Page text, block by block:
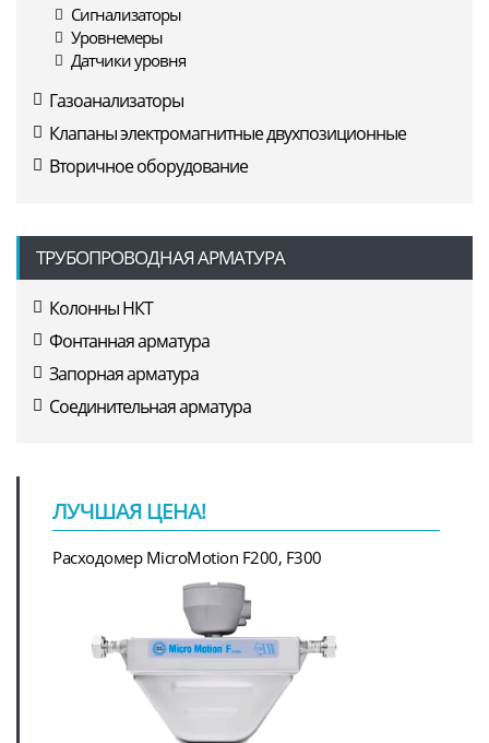
Сигнализаторы
Уровнемеры
Датчики уровня
Газоанализаторы
Клапаны электромагнитные двухпозиционные
Вторичное оборудование
ТРУБОПРОВОДНАЯ АРМАТУРА
Колонны НКТ
Фонтанная арматура
Запорная арматура
Соединительная арматура
ЛУЧШАЯ ЦЕНА!
Расходомер MicroMotion F200, F300